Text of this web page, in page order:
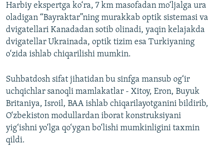
Harbiy ekspertga ko‘ra, 7 km masofadan mo‘ljalga ura
oladigan “Bayraktar”ning murakkab optik sistemasi va
dvigatellari Kanadadan sotib olinadi, yaqin kelajakda
dvigatellar Ukrainada, optik tizim esa Turkiyaning
o‘zida ishlab chiqarilishi mumkin.
Suhbatdosh sifat jihatidan bu sinfga mansub og‘ir
uchqichlar sanoqli mamlakatlar - Xitoy, Eron, Buyuk
Britaniya, Isroil, BAA ishlab chiqarilayotganini bildirib,
O‘zbekiston modullardan iborat konstruksiyani
yig‘ishni yo‘lga qo‘ygan bo‘lishi mumkinligini taxmin
qildi.